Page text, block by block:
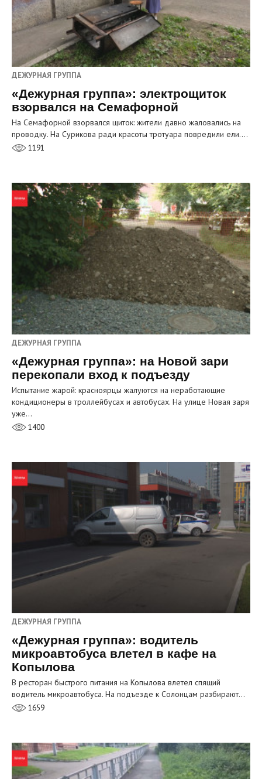
ДЕЖУРНАЯ ГРУППА
«Дежурная группа»: электрощиток
взорвался на Семафорной
На Семафорной взорвался щиток: жители давно жаловались на
проводку. На Сурикова ради красоты тротуара повредили ели.…
1191
ДЕЖУРНАЯ ГРУППА
«Дежурная группа»: на Новой зари
перекопали вход к подъезду
Испытание жарой: красноярцы жалуются на неработающие
кондиционеры в троллейбусах и автобусах. На улице Новая заря
уже…
1400
ДЕЖУРНАЯ ГРУППА
«Дежурная группа»: водитель
микроавтобуса влетел в кафе на
Копылова
В ресторан быстрого питания на Копылова влетел спящий
водитель микроавтобуса. На подъезде к Солонцам разбирают…
1659